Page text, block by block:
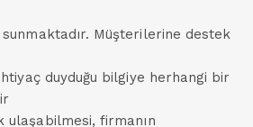
Müşterilerine destek
duyduğu bilgiye herhangi bir
ulaşabilmesi, firmanın